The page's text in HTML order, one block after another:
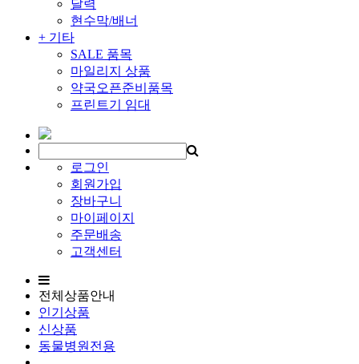
달력
현수막/배너
+ 기타
SALE 품목
마일리지 상품
약국오픈준비품목
프린트기 임대
로그인
회원가입
장바구니
마이페이지
주문배송
고객센터
전체상품안내
인기상품
신상품
동물병원전용